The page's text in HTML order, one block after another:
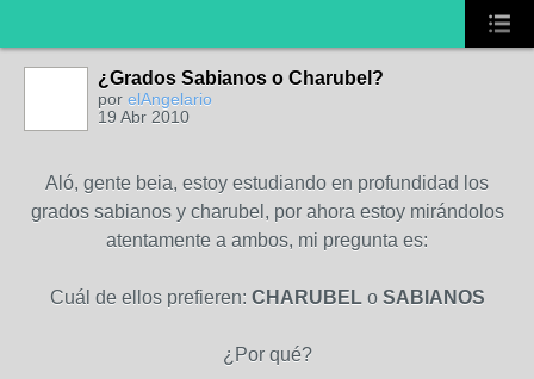
¿Grados Sabianos o Charubel?
por elAngelario
19 Abr 2010
Aló, gente beia, estoy estudiando en profundidad los
grados sabianos y charubel, por ahora estoy mirándolos
atentamente a ambos, mi pregunta es:
Cuál de ellos prefieren: CHARUBELo SABIANOS
¿Por qué?